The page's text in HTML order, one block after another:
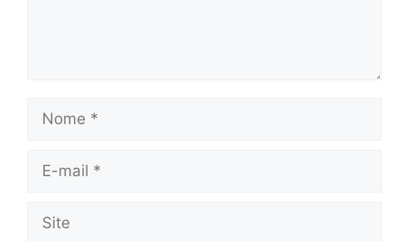
Nome
E-
Site